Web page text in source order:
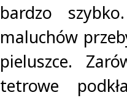
bardzo
maluchów
pieluszce.
tetrowe